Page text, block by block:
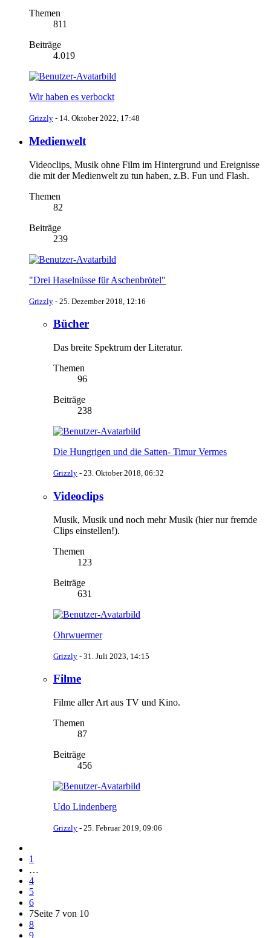
Themen
811
Beiträge
4.019
Wir haben es verbockt
Grizzly - 14. Oktober 2022, 17:48
Medienwelt
Videoclips, Musik ohne Film im Hintergrund und Ereignisse
die mit der Medienwelt zu tun haben, z.B. Fun und Flash.
Themen
82
Beiträge
239
"Drei Haselnüsse für Aschenbrötel"
Grizzly - 25. Dezember 2018, 12:16
Bücher
Das breite Spektrum der Literatur.
Themen
96
Beiträge
238
Die Hungrigen und die Satten- Timur Vermes
Grizzly - 23. Oktober 2018, 06:32
Videoclips
Musik, Musik und noch mehr Musik (hier nur fremde
Clips einstellen!).
Themen
123
Beiträge
631
Ohrwuermer
Grizzly - 31. Juli 2023, 14:15
Filme
Filme aller Art aus TV und Kino.
Themen
87
Beiträge
456
Udo Lindenberg
Grizzly - 25. Februar 2019, 09:06
1
…
4
5
6
7Seite 7 von 10
8
9